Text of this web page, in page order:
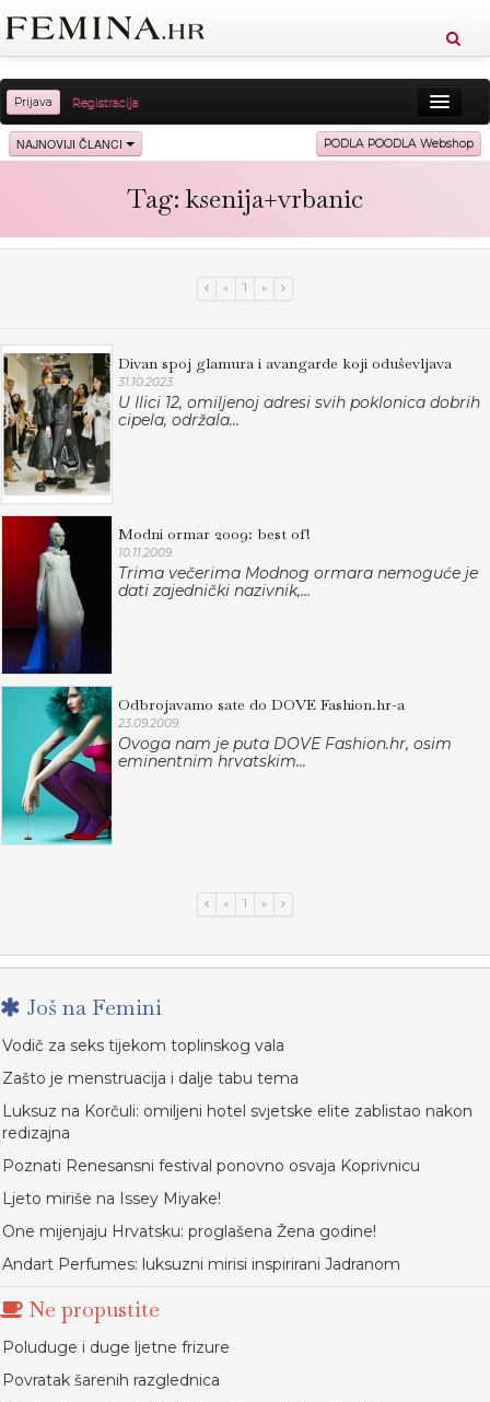
Prijava Registracija
Sreća Zdravlje Vitkost
Ljubav Putovanja
NAJNOVIJI ČLANCI PODLA POODLA Webshop
Tag: ksenija+vrbanic
« 1 »
Divan spoj glamura i avangarde koji oduševljava
31.10.2023.
U Ilici 12, omiljenoj adresi svih poklonica dobrih
cipela, održala...
Modni ormar 2009: best of!
10.11.2009.
Trima večerima Modnog ormara nemoguće je
dati zajednički nazivnik,...
Odbrojavamo sate do DOVE Fashion.hr-a
23.09.2009.
Ovoga nam je puta DOVE Fashion.hr, osim
eminentnim hrvatskim...
« 1 »
Još na Femini
Vodič za seks tijekom toplinskog vala
Zašto je menstruacija i dalje tabu tema
Luksuz na Korčuli: omiljeni hotel svjetske elite zablistao nakon
redizajna
Poznati Renesansni festival ponovno osvaja Koprivnicu
Ljeto miriše na Issey Miyake!
One mijenjaju Hrvatsku: proglašena Žena godine!
Andart Perfumes: luksuzni mirisi inspirirani Jadranom
Ne propustite
Poluduge i duge ljetne frizure
Povratak šarenih razglednica